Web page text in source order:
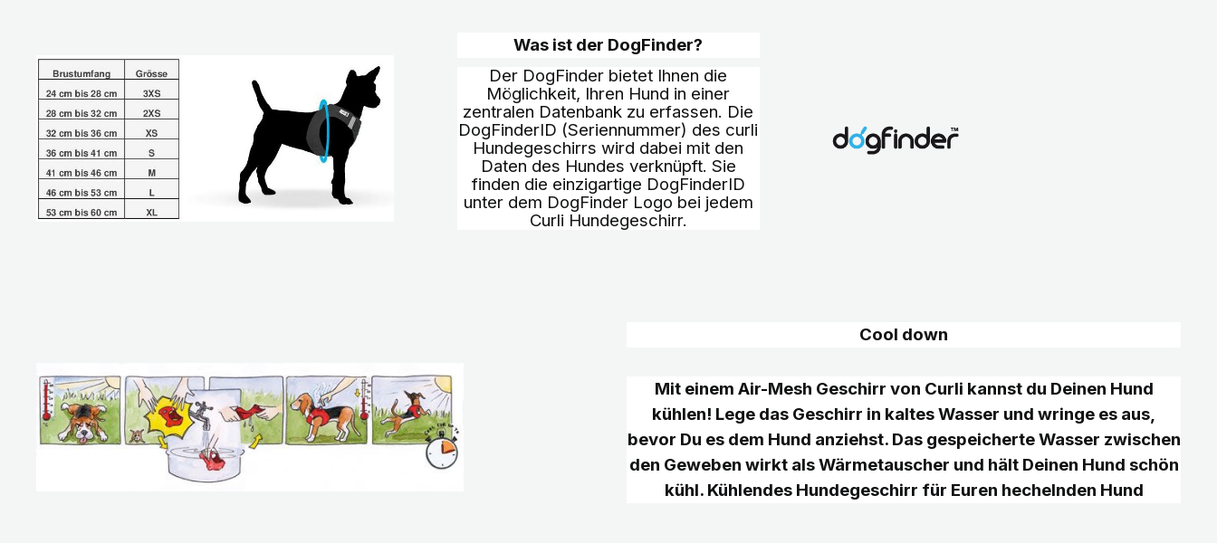
Was ist der DogFinder?
Der DogFinder bietet Ihnen die
Möglichkeit, Ihren Hund in einer
zentralen Datenbank zu erfassen. Die
DogFinderID (Seriennummer) des curli
Hundegeschirrs wird dabei mit den
Daten des Hundes verknüpft. Sie
finden die einzigartige DogFinderID
unter dem DogFinder Logo bei jedem
Curli Hundegeschirr.
Cool down
Mit einem Air-Mesh Geschirr von Curli kannst du Deinen Hund
kühlen! Lege das Geschirr in kaltes Wasser und wringe es aus,
bevor Du es dem Hund anziehst. Das gespeicherte Wasser zwischen
den Geweben wirkt als Wärmetauscher und hält Deinen Hund schön
kühl. Kühlendes Hundegeschirr für Euren hechelnden Hund